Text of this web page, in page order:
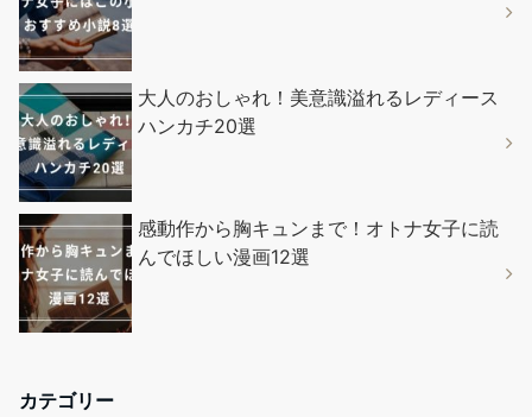
大人のおしゃれ！美意識溢れるレディース
ハンカチ20選
感動作から胸キュンまで！オトナ女子に読
んでほしい漫画12選
カテゴリー